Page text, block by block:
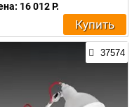
16 012 Р.
Купить
37574